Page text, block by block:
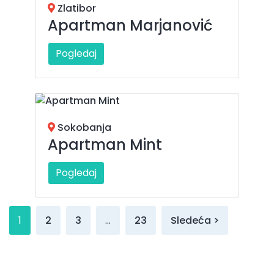
Zlatibor
Apartman Marjanović
Pogledaj
Sokobanja
Apartman Mint
Pogledaj
1 2 3 … 23 Sledeća >